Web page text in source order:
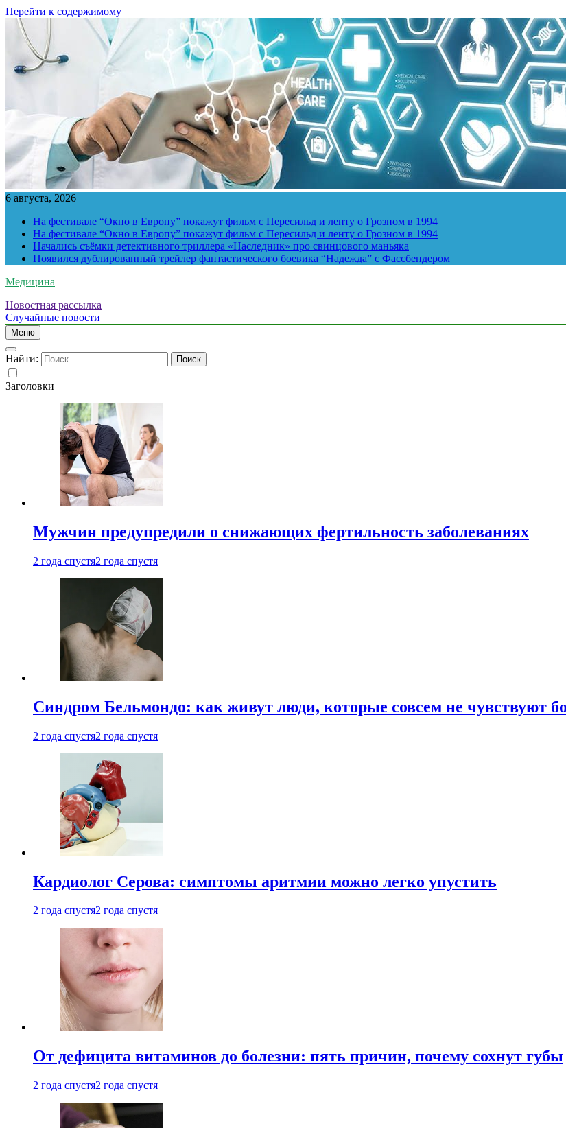
Перейти к содержимому
6 августа, 2026
На фестивале “Окно в Европу” покажут фильм с Пересильд и ленту о Грозном в 1994
На фестивале “Окно в Европу” покажут фильм с Пересильд и ленту о Грозном в 1994
Начались съёмки детективного триллера «Наследник» про свинцового маньяка
Появился дублированный трейлер фантастического боевика “Надежда” с Фассбендером
Медицина
Новостная рассылка
Случайные новости
Меню
Найти:
Заголовки
Мужчин предупредили о снижающих фертильность заболеваниях
2 года спустя2 года спустя
Синдром Бельмондо: как живут люди, которые совсем не чувствуют
2 года спустя2 года спустя
Кардиолог Серова: симптомы аритмии можно легко упустить
2 года спустя2 года спустя
От дефицита витаминов до болезни: пять причин, почему сохнут губы
2 года спустя2 года спустя